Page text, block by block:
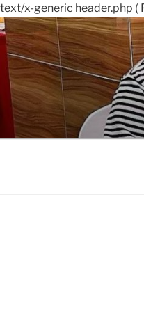
text/x-generic header.php (
Skip
to
content